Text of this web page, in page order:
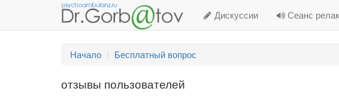
Дискуссии Сеанс
Начало Бесплатный вопрос
отзывы пользователей